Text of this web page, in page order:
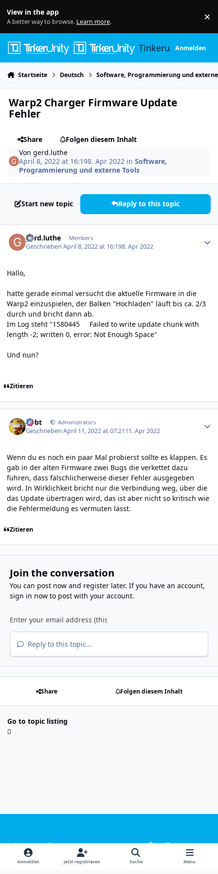
View in the app
A better way to browse. Learn more. ×
TinkerunityAnmelden
Startseite Deutsch Software, Programmierung und
Warp2 Charger Firmware Update
Fehler
Share
Folgen diesem Inhalt
Vongerd.luthe
April 8, 2022 at 16:198. Apr 2022 inSoftware,
Programmierung und externe Tools
Start new topic Reply to this topic
gerd.luthe Members
GeschriebenApril 8, 2022 at 16:198. Apr 2022
Hallo,
hatte gerade einmal versucht die aktuelle Firmware in die
Warp2 einzuspielen, der Balken "Hochladen" läuft bis ca. 2/3
durch und bricht dann ab.
Im Log steht "1580445 Failed to write update chunk with
length -2; written 0, error: Not Enough Space"
Und nun?
Zitieren
rtrbt Administrators
GeschriebenApril 11, 2022 at 07:2111. Apr 2022
Wenn du es noch ein paar Mal probierst sollte es klappen. Es
gab in der alten Firmware zwei Bugs die verkettet dazu
führen, dass fälschlicherweise dieser Fehler ausgegeben
wird. In Wirklichkeit bricht nur die Verbindung weg, über die
das Update übertragen wird, das ist aber nicht so kritisch wie
die Fehlermeldung es vermuten lässt.
Zitieren
Join the conversation
You can post now and register later. If you have an account,
sign in nowto post with your account.
Reply to this topic...
Share Folgen diesem Inhalt
Go to topic listing
Light ModeDark ModeSystem Preference
f
c
i
x
y
o
u
Sprachen Design Datenschutzerklärung
Kontakt
Anmelden Jetzt registrieren Suche Menu